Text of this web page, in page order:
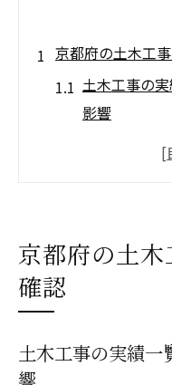
京都府の土木工
土木工事の
影響
京都府登録
入札参加資
認方法
京都府の土
確認
土木工事の実績一